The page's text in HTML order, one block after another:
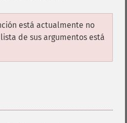
está actualmente no
de sus argumentos está